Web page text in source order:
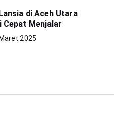
di Aceh Utara
Cepat Menjalar
2025